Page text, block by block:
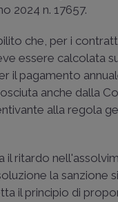
2024 n. 17657.
che, per i
essere calcolata
il pagamento
anche dalla
alla regola
il ritardo
la
il principio di